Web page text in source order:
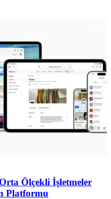
Ölçekli İşletmeler
Platformu